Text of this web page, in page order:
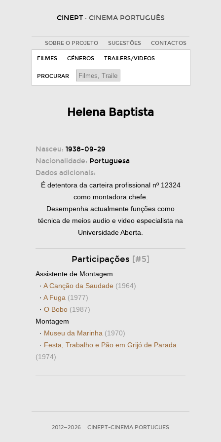
CINEPT · CINEMA PORTUGUÊS
SOBRE O PROJETO SUGESTÕES CONTACTOS
FILMES GÉNEROS TRAILERS/VIDEOS
PROCURAR
Helena Baptista
Nasceu: 1938-09-29
Nacionalidade: Portuguesa
Dados adicionais:
É detentora da carteira profissional nº 12324
como montadora chefe.
Desempenha actualmente funções como
técnica de meios audio e video especialista na
Universidade Aberta.
Participações [#5]
Assistente de Montagem
· A Canção da Saudade (1964)
· A Fuga (1977)
· O Bobo (1987)
Montagem
· Museu da Marinha (1970)
· Festa, Trabalho e Pão em Grijó de Parada
(1974)
2012—2026 CINEPT-CINEMA PORTUGUES